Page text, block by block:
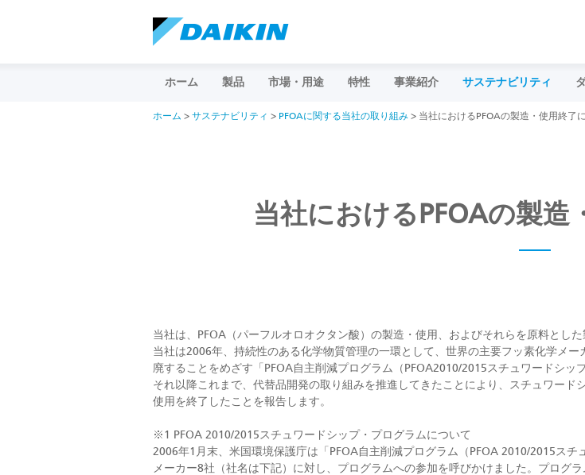
ホーム 製品 市場・用途 特性 事業紹介 サステナビリティ
ホーム > サステナビリティ > PFOAに関する当社の取り組み > 当社におけるPFOAの製造・使用終了
当社におけるPFOAの製造
当社は、PFOA（パーフルオロオクタン酸）の製造・使用、およびそれらを原料とし
当社は2006年、持続性のある化学物質管理の一環として、世界の主要フッ素化学メ
廃することをめざす「PFOA自主削減プログラム（PFOA2010/2015スチュワードシッ
それ以降これまで、代替品開発の取り組みを推進してきたことにより、スチュワード
使用を終了したことを報告します。
※1 PFOA 2010/2015スチュワードシップ・プログラムについて
2006年1月末、米国環境保護庁は「PFOA自主削減プログラム（PFOA 2010/2015ス
メーカー8社（社名は下記）に対し、プログラムへの参加を呼びかけました。プログラ